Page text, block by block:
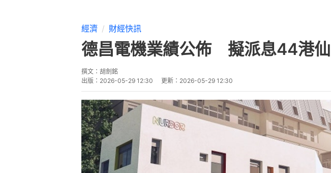
經濟 財經快訊
德昌電機業績公佈 擬派息44港
撰文： 胡劍銘
出版： 2026-05-29 12:30 更新： 2026-05-29 12:30